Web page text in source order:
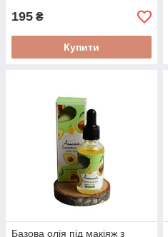
195 ₴
Купити
Базова олія під макіяж з